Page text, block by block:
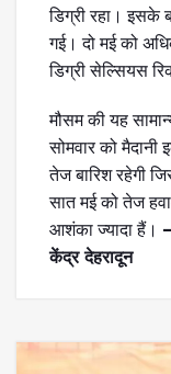
डिग्री रहा। इसके
गई। दो मई को
डिग्री सेल्सियस
मौसम की यह
सोमवार को मैदानी
तेज बारिश रहेगी
सात मई को तेज
आशंका ज्यादा हैं।
केंद्र देहरादून